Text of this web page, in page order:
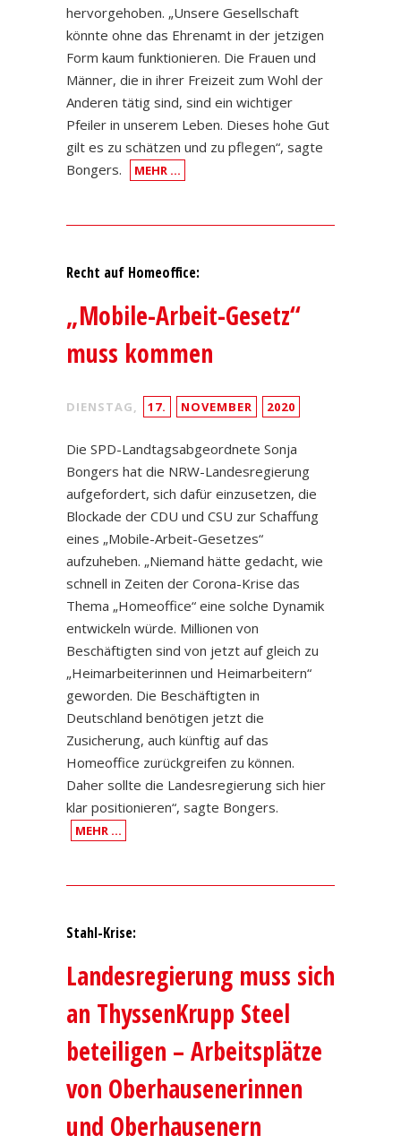
hervorgehoben. „Unsere Gesellschaft
könnte ohne das Ehrenamt in der jetzigen
Form kaum funktionieren. Die Frauen und
Männer, die in ihrer Freizeit zum Wohl der
Anderen tätig sind, sind ein wichtiger
Pfeiler in unserem Leben. Dieses hohe Gut
gilt es zu schätzen und zu pflegen“, sagte
Bongers.
MEHR …
Recht auf Homeoffice:
„Mobile-Arbeit-Gesetz“
muss kommen
DIENSTAG, 17. NOVEMBER 2020
Die SPD-Landtagsabgeordnete Sonja
Bongers hat die NRW-Landesregierung
aufgefordert, sich dafür einzusetzen, die
Blockade der CDU und CSU zur Schaffung
eines „Mobile-Arbeit-Gesetzes“
aufzuheben. „Niemand hätte gedacht, wie
schnell in Zeiten der Corona-Krise das
Thema „Homeoffice“ eine solche Dynamik
entwickeln würde. Millionen von
Beschäftigten sind von jetzt auf gleich zu
„Heimarbeiterinnen und Heimarbeitern“
geworden. Die Beschäftigten in
Deutschland benötigen jetzt die
Zusicherung, auch künftig auf das
Homeoffice zurückgreifen zu können.
Daher sollte die Landesregierung sich hier
klar positionieren“, sagte Bongers.
MEHR …
Stahl-Krise:
Landesregierung muss sich
an ThyssenKrupp Steel
beteiligen – Arbeitsplätze
von Oberhausenerinnen
und Oberhausenern